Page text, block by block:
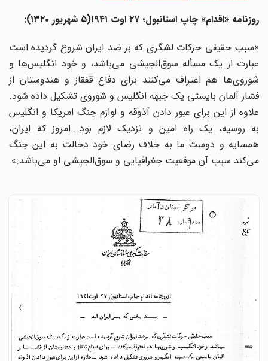
روزنامه «اقدام» چاپ استانبول؛ ۲۷ اوت ۱۹۴۱(۵ شهریور ۱۳۲۰):
«سبب حقیقی حرکات لشگری که بر ضد ایران شروع گردیده است
عبارت از یک مسأله سوق‌الجیشی می‌باشد، و خود انگلیس‌ها و
شوروی‌ها هم اعتراف می‌کنند برای دفاع قفقاز و هندوستان از
فشار آلمان بایستی یک جبهه انگلیس و شوروی تشکیل داده شود.
علاوه از این برای عبور دادن آذوقه و لوازم جنگ امریکا و انگلیس
به روسیه، یک راه امین و نزدیک لازم بود...امروز که ایران،
همسایه و دوست ما به خلاف رضای خود دخالت به این جنگ
می‌کند سبب آن موقعیت جغرافیایی و سوق‌الجیشی او می‌باشد.»